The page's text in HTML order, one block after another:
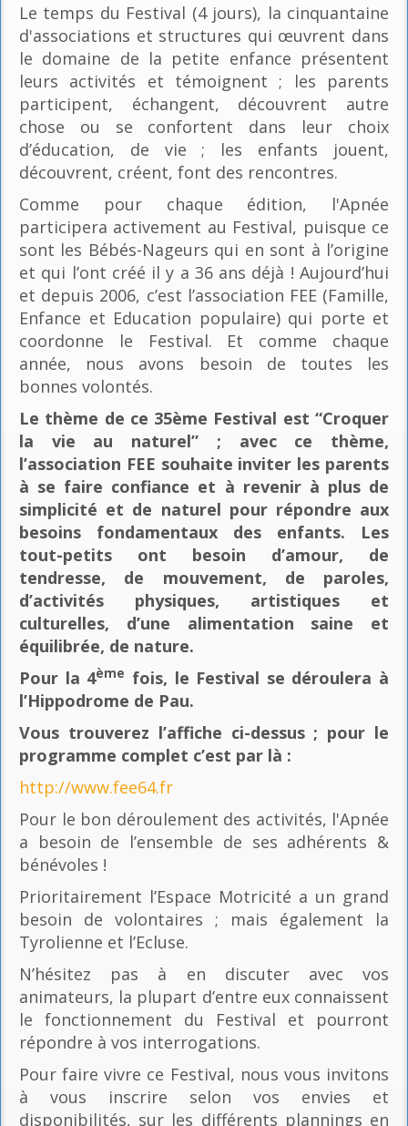
Le temps du Festival (4 jours), la cinquantaine
d'associations et structures qui œuvrent dans
le domaine de la petite enfance présentent
leurs activités et témoignent ; les parents
participent, échangent, découvrent autre
chose ou se confortent dans leur choix
d’éducation, de vie ; les enfants jouent,
découvrent, créent, font des rencontres.
Comme pour chaque édition, l'Apnée
participera activement au Festival, puisque ce
sont les Bébés-Nageurs qui en sont à l’origine
et qui l’ont créé il y a 36 ans déjà ! Aujourd’hui
et depuis 2006, c’est l’association FEE (Famille,
Enfance et Education populaire) qui porte et
coordonne le Festival. Et comme chaque
année, nous avons besoin de toutes les
bonnes volontés.
Le thème de ce 35ème Festival est “Croquer
la vie au naturel” ; avec ce thème,
l’association FEE souhaite inviter les parents
à se faire confiance et à revenir à plus de
simplicité et de naturel pour répondre aux
besoins fondamentaux des enfants. Les
tout-petits ont besoin d’amour, de
tendresse, de mouvement, de paroles,
d’activités physiques, artistiques et
culturelles, d’une alimentation saine et
équilibrée, de nature.
Pour la 4ème fois, le Festival se déroulera à
l’Hippodrome de Pau.
Vous trouverez l’affiche ci-dessus ; pour le
programme complet c’est par là :
http://www.fee64.fr
Pour le bon déroulement des activités, l'Apnée
a besoin de l’ensemble de ses adhérents &
bénévoles !
Prioritairement l’Espace Motricité a un grand
besoin de volontaires ; mais également la
Tyrolienne et l’Ecluse.
N’hésitez pas à en discuter avec vos
animateurs, la plupart d’entre eux connaissent
le fonctionnement du Festival et pourront
répondre à vos interrogations.
Pour faire vivre ce Festival, nous vous invitons
à vous inscrire selon vos envies et
disponibilités, sur les différents plannings en